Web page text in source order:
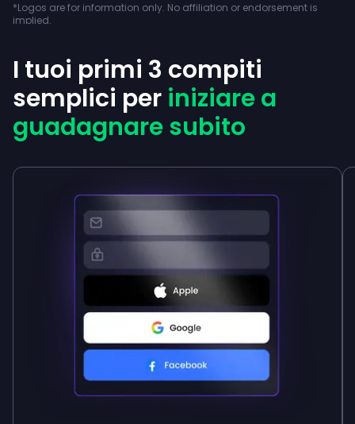
*Logos are for information only. No affiliation or endorsement is
implied.
I tuoi primi 3 compiti
semplici per iniziare a
guadagnare subito